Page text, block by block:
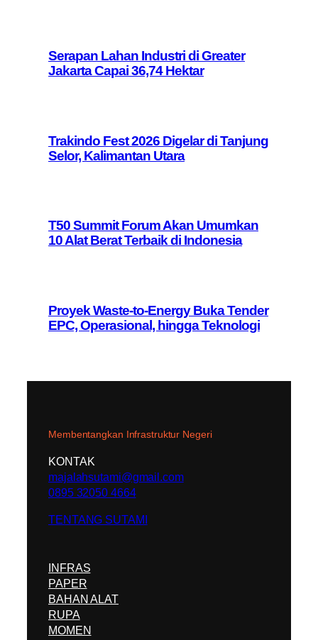
Serapan Lahan Industri di Greater
Jakarta Capai 36,74 Hektar
Trakindo Fest 2026 Digelar di Tanjung
Selor, Kalimantan Utara
T50 Summit Forum Akan Umumkan
10 Alat Berat Terbaik di Indonesia
Proyek Waste-to-Energy Buka Tender
EPC, Operasional, hingga Teknologi
Membentangkan Infrastruktur Negeri
KONTAK
majalahsutami@gmail.com
0895 32050 4664
TENTANG SUTAMI
INFRAS
PAPER
BAHAN ALAT
RUPA
MOMEN